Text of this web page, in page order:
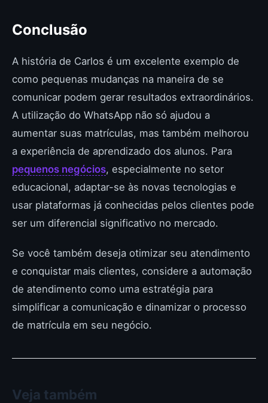
Conclusão
A história de Carlos é um excelente exemplo de
como pequenas mudanças na maneira de se
comunicar podem gerar resultados extraordinários.
A utilização do WhatsApp não só ajudou a
aumentar suas matrículas, mas também melhorou
a experiência de aprendizado dos alunos. Para
pequenos negócios, especialmente no setor
educacional, adaptar-se às novas tecnologias e
usar plataformas já conhecidas pelos clientes pode
ser um diferencial significativo no mercado.
Se você também deseja otimizar seu atendimento
e conquistar mais clientes, considere a automação
de atendimento como uma estratégia para
simplificar a comunicação e dinamizar o processo
de matrícula em seu negócio.
Veja também